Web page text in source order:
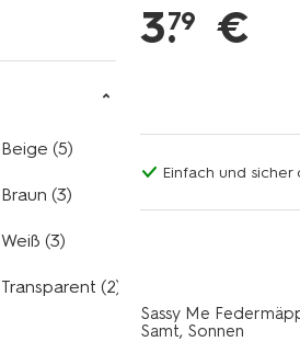
Beige(5)
Braun(3)
Weiß(3)
Transparent(2)
3.
79 €
Einfach und
Sassy Me
Samt, Sonnen